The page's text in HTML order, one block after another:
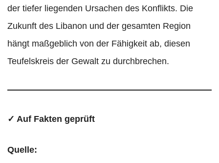
der tiefer liegenden Ursachen des Konflikts. Die
Zukunft des Libanon und der gesamten Region
hängt maßgeblich von der Fähigkeit ab, diesen
Teufelskreis der Gewalt zu durchbrechen.
✓ Auf Fakten geprüft
Quelle: